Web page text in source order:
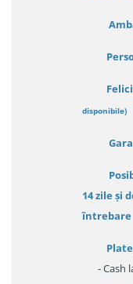
disponibile)
14 zileși
întrebare
- Cash